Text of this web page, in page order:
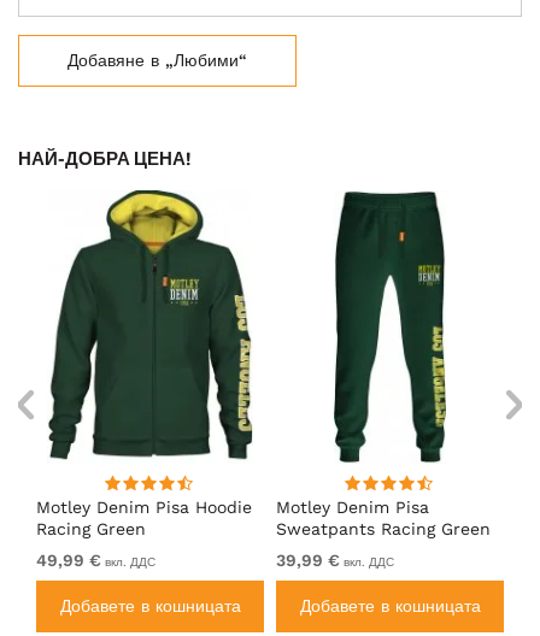
Добавяне в „Любими“
НАЙ-ДОБРА ЦЕНА!
Motley Denim Pisa Hoodie
Racing Green
49,99 € вкл. ДДС
Добавете в кошницата
Motley Denim Pisa
Sweatpants Racing Green
39,99 € вкл. ДДС
Добавете в кошницата